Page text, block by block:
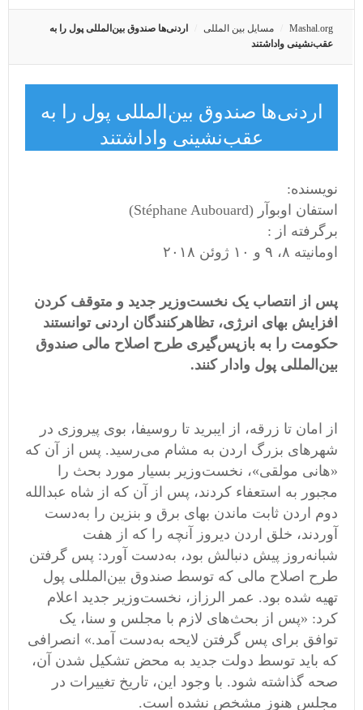
Mashal.org مسایل بین المللی
اردنی‌ها صندوق بین‌المللی پول را به
عقب‌نشینی واداشتند
اردنی‌ها صندوق بین‌المللی پول را به
عقب‌نشینی واداشتند
نویسنده:
استفان اوبوآر‬ (Stéphane Aubouard)‬
برگرفته از :
اومانیته ٨، ٩ و ١٠ ژوئن ٢٠١٨
پس از انتصاب یک نخست‌وزیر جدید و متوقف کردن
افزایش بهای انرژی، تظاهرکنندگان اردنی توانستند
حکومت را به بازپس‌گیری طرح اصلاح مالی صندوق
بین‌المللی پول وادار کنند.
از امان تا زرقه، از ایبرید تا روسیفا، بوی پیروزی در
شهرهای بزرگ اردن به مشام می‌رسید. پس از آن که
«هانی مولقی»، نخست‌وزیر بسیار مورد بحث را
مجبور به استعفاء کردند، پس از آن که از شاه عبدالله
دوم اردن ثابت ماندن بهای برق و بنزین را به‌دست
آوردند، خلق اردن دیروز آنچه را که از هفت
شبانه‌روز پیش دنبالش بود، به‌دست آورد: پس گرفتن
طرح اصلاح مالی که توسط صندوق بین‌المللی پول
تهیه شده بود. عمر الرزاز، نخست‌وزیر جدید اعلام
کرد: «پس از بحث‌های لازم با مجلس و سنا، یک
توافق برای پس گرفتن لایحه به‌دست آمد.» انصرافی
که باید توسط دولت جدید به محض تشکیل شدن آن،
صحه گذاشته شود. با وجود این، تاریخ تغییرات در
مجلس هنوز مشخص نشده است.‬